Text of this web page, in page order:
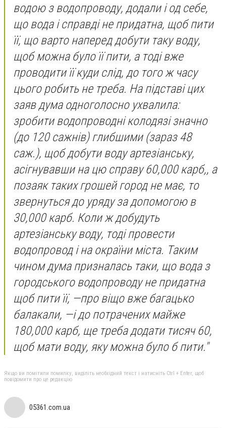
водою з водопроводу, додали і од себе,
що вода і справді не придатна, щоб пити
її, що варто наперед добути таку воду,
щоб можна було її пити, а тоді вже
проводити її куди слід, до того ж часу
цього робить не треба. На підставі цих
заяв дума одноголосно ухвалила:
зробити водопроводні колодязі значно
(до 120 сажнів) глибшими (зараз 48
саж.), щоб добути воду артезіанську,
асігнувавши на цю справу 60,000 карб,, а
позаяк таких грошей город не має, то
звернуться до уряду за допомогою в
30,000 карб. Коли ж добудуть
артезіанську воду, тоді провести
водопровод і на окраїни міста. Таким
чином дума призналась таки, що вода з
городського водопроводу не придатна
щоб пити її, —про віщо вже багацько
балакали, —і до потрачених майже
180,000 карб, ще треба додати тисяч 60,
щоб мати воду, яку можна було б пити."
Якщо ви помітили помилку, виділіть необхідний текст і натисніть Ctrl + Enter, щоб
повідомити про це редакцію
05361.com.ua